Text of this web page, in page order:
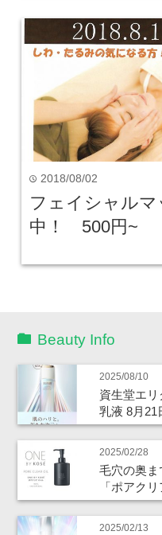
time 2018/08/02
フェイシャル
中！ 500円~
Beauty Info
2025/08/10
資生堂エリ
乳液 8月21
2025/02/28
毛穴の奥
「ポアク
2025/02/13